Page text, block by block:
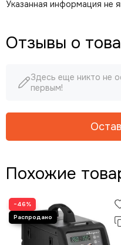
Указанная информация не
Отзывы о
Здесь еще никто не
первым!
Похожие
−46%